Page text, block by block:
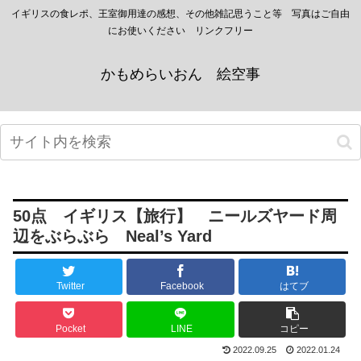
イギリスの食レポ、王室御用達の感想、その他雑記思うこと等 写真はご自由
にお使いください リンクフリー
かもめらいおん 絵空事
50点 イギリス【旅行】 ニールズヤード周
辺をぶらぶら Neal’s Yard
Twitter Facebook はてブ
Pocket LINE コピー
2022.09.25 2022.01.24